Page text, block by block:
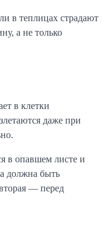
в теплицах страдают
а не только
в клетки
даже при
в опавшем листе и
должна быть
— перед